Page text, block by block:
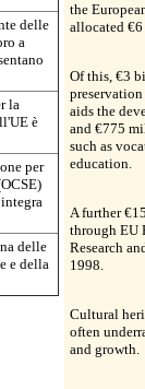
delle
a
la
è
per
delle
e della
the
allocated
Of this, €3
aids the
and €775
such as
education.
A further
through EU
Research
1998.
Cultural
often
and growth.